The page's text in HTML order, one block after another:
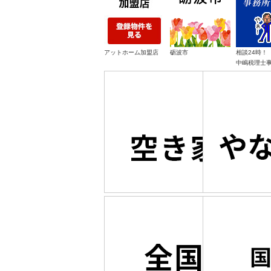
アットホーム加盟店 砺波市
相談24時！
中嶋税理士